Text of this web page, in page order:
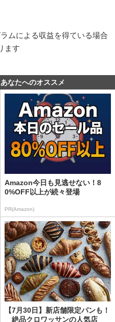
ムによる収益を得ている場合
ます
なたへのオススメ
Amazon今日も見逃せない！8
0%OFF以上が続々登場
PR(Amazon)
【7月30日】新店舗限定パンも！
絶品クロワッサンの人気店